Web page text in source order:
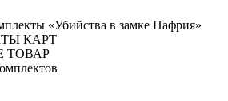
«Убийства в замке Нафрия»
КАРТ
ТОВАР